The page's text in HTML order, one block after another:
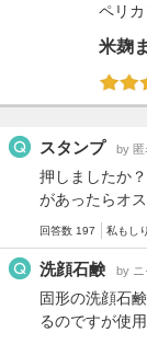
ペリ
米麹
スタンプ by
押しましたか
があったらオ
回答数 197 私もし
洗顔石鹸 by ニ
固形の洗顔石
るのですが使